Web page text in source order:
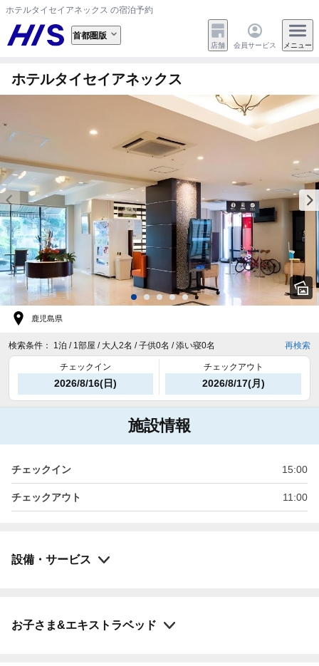
ホテルタイセイアネックス の宿泊予約
首都圏版
店舗 会員サービス メニュー
ホテルタイセイアネックス
鹿児島県
検索条件： 1泊 / 1部屋 / 大人2名 / 子供0名 / 添い寝0名 再検索
チェックイン
2026/8/16(日)
チェックアウト
2026/8/17(月)
施設情報
チェックイン 15:00
チェックアウト 11:00
設備・サービス
お子さま&エキストラベッド